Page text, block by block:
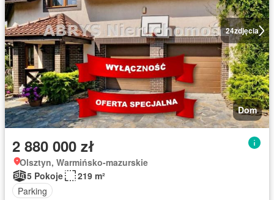
24zdjęcia
Dom
2 880 000 zł
Olsztyn, Warmińsko-mazurskie
5 Pokoje
219 m²
Parking